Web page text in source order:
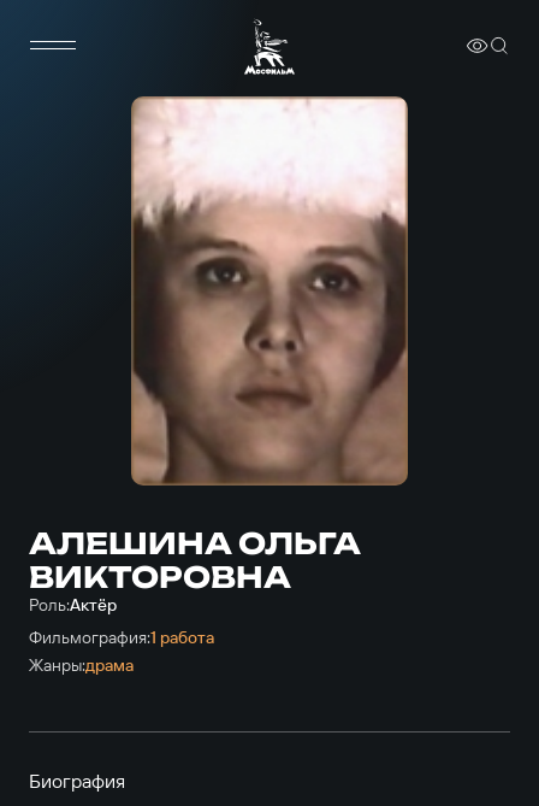
АЛЕШИНА ОЛЬГА
ВИКТОРОВНА
Роль:Актёр
Фильмография:1 работа
Жанры:драма
Биография